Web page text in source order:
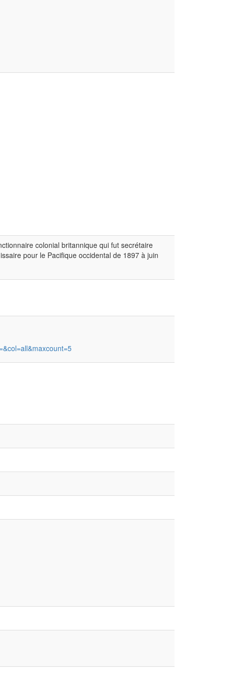
colonial britannique qui fut secrétaire
pour le Pacifique occidental de 1897 à juin